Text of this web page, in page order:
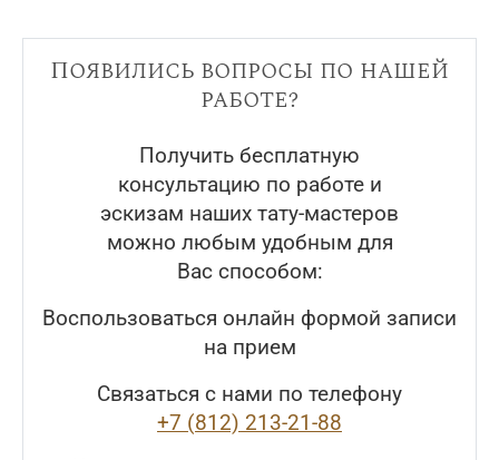
Появились вопросы по нашей
работе?
Получить бесплатную
консультацию по работе и
эскизам наших тату-мастеров
можно любым удобным для
Вас способом:
Воспользоваться онлайн формой записи
на прием
Связаться с нами по телефону
+7 (812) 213-21-88